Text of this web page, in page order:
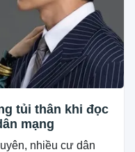
tủi thân khi đọc
mạng
nhiều cư dân